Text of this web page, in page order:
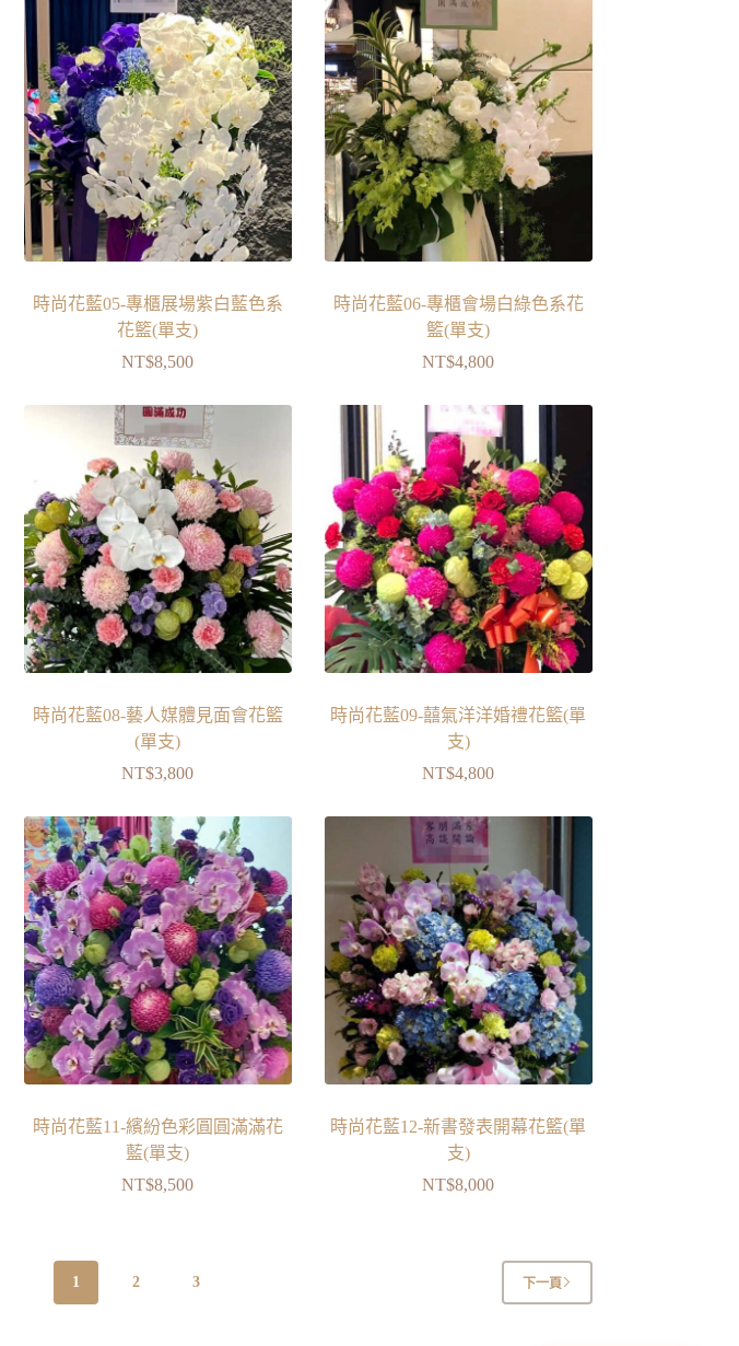
時尚花藍05-專櫃展場紫白藍色系
花籃(單支)
NT$8,500
時尚花藍06-專櫃會場白綠色系花
籃(單支)
NT$4,800
時尚花藍08-藝人媒體見面會花籃
(單支)
NT$3,800
時尚花藍09-囍氣洋洋婚禮花籃(單
支)
NT$4,800
時尚花藍11-繽紛色彩圓圓滿滿花
藍(單支)
NT$8,500
時尚花藍12-新書發表開幕花籃(單
支)
NT$8,000
1 2 3 下一頁